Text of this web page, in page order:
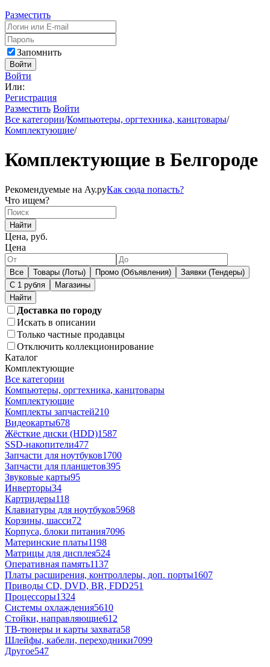
Разместить
Запомнить
Войти
Войти
Или:
Регистрация
Разместить Войти
Все категории/Компьютеры, оргтехника, канцтовары/
Комплектующие/
Комплектующие в Белгороде
Рекомендуемые на Ау.руКак сюда попасть?
Что ищем?
Найти
Цена, руб.
Цена
Все Товары (Лоты) Промо (Объявления)
Заявки (Тендеры)
С 1 рубля
Магазины
Доставка по городу
Искать в описании
Только частные продавцы
Отключить коллекционирование
Каталог
Комплектующие
Все категории
Компьютеры, оргтехника, канцтовары
Комплектующие
Комплекты запчастей210
Видеокарты678
Жёсткие диски (HDD)1587
SSD-накопители477
Запчасти для ноутбуков1700
Запчасти для планшетов395
Звуковые карты95
Инверторы34
Картридеры118
Клавиатуры для ноутбуков5968
Корзины, шасси72
Корпуса, блоки питания7096
Материнские платы1198
Матрицы для дисплея524
Оперативная память1137
Платы расширения, контроллеры, доп. порты1607
Приводы CD, DVD, BR, FDD251
Процессоры1324
Системы охлаждения5610
Стойки, направляющие612
ТВ-тюнеры и карты захвата58
Шлейфы, кабели, переходники7099
Другое547